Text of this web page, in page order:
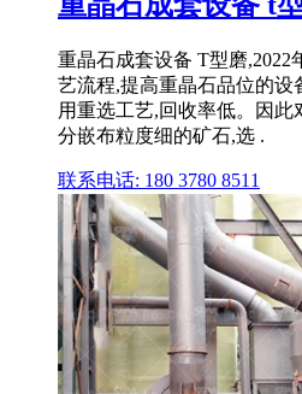
重晶石成套设备 T型磨,2022
艺流程,提高重晶石品位的设
用重选工艺,回收率低。因
分嵌布粒度细的矿石,选 .
联系电话: 180 3780 8511